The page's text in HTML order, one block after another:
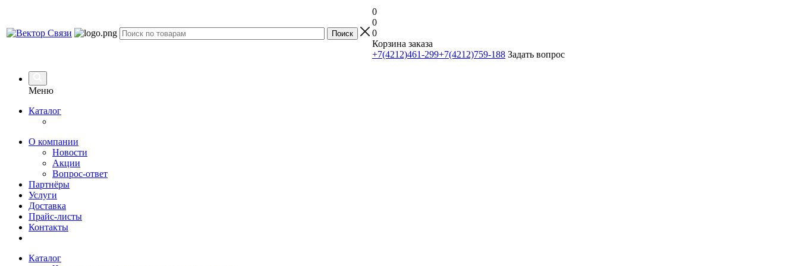
0
0
0
Корзина заказа
+7(4212)461-299+7(4212)759-188 Задать вопрос
Меню
Каталог
О компании
Новости
Акции
Вопрос-ответ
Партнёры
Услуги
Доставка
Прайс-листы
Контакты
Каталог